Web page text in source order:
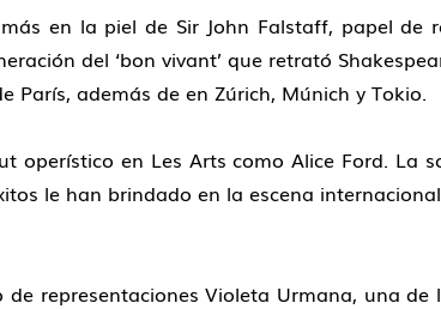
en la piel de Sir John Falstaff, papel de
del ‘bon vivant’ que retrató
París, además de en Zúrich, Múnich y Tokio.
operístico en Les Arts como Alice Ford. La
le han brindado en la escena
representaciones Violeta Urmana, una